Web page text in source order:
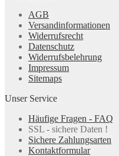
AGB
Versandinformationen
Widerrufsrecht
Datenschutz
Widerrufsbelehrung
Impressum
Sitemaps
Unser Service
Häufige Fragen - FAQ
SSL - sichere Daten !
Sichere Zahlungsarten
Kontaktformular